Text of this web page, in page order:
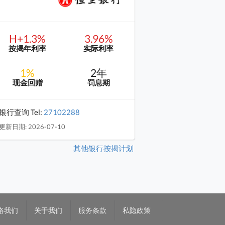
H+1.3%
按揭年利率
3.96%
实际利率
1%
现金回赠
2年
罚息期
行查询 Tel: 27102288
新日期: 2026-07-10
其他银行按揭计划
我们 关于我们 服务条款 私隐政策